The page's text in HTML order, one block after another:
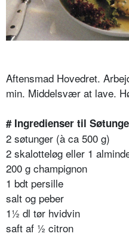
Aftensmad Hovedret.
min. Middelsvær at lave.
# Ingredienser til
2 søtunger (à ca 500 g)
2 skalotteløg eller 1
200 g champignon
1 bdt persille
salt og peber
1½ dl tør hvidvin
saft af ½ citron